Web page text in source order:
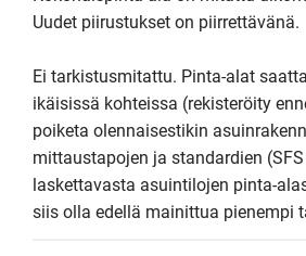
Uudet piirustukset on piirrettävänä.
Ei tarkistusmitattu. Pinta-alat
ikäisissä kohteissa (rekisteröity
poiketa olennaisestikin
mittaustapojen ja standardien
laskettavasta asuintilojen pinta-
siis olla edellä mainittua pienempi